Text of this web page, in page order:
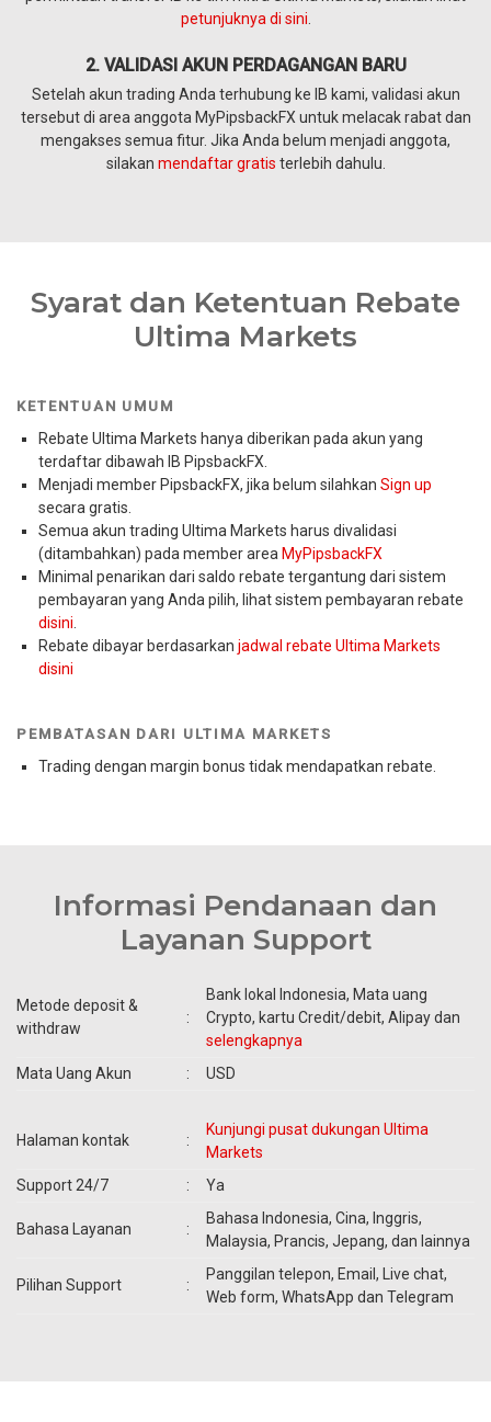
petunjuknya di sini
2. VALIDASI AKUN PERDAGANGAN BARU
Setelah akun trading Anda terhubung ke IB kami, validasi akun
tersebut di area anggota MyPipsbackFX untuk melacak rabat dan
mengakses semua fitur. Jika Anda belum menjadi anggota,
silakan mendaftar gratis terlebih dahulu.
Syarat dan Ketentuan Rebate
Ultima Markets
KETENTUAN UMUM
Rebate Ultima Markets hanya diberikan pada akun yang
terdaftar dibawah IB PipsbackFX.
Menjadi member PipsbackFX, jika belum silahkan Sign up
secara gratis.
Semua akun trading Ultima Markets harus divalidasi
(ditambahkan) pada member area MyPipsbackFX
Minimal penarikan dari saldo rebate tergantung dari sistem
pembayaran yang Anda pilih, lihat sistem pembayaran rebate
disini
Rebate dibayar berdasarkan jadwal rebate Ultima Markets
disini
PEMBATASAN DARI ULTIMA MARKETS
Trading dengan margin bonus tidak mendapatkan rebate.
Informasi Pendanaan dan
Layanan Support
Metode deposit &
withdraw
:
Bank lokal Indonesia, Mata uang
Crypto, kartu Credit/debit, Alipay dan
selengkapnya
Mata Uang Akun
: USD
Halaman kontak :
Kunjungi pusat dukungan Ultima
Markets
Support 24/7
: Ya
Bahasa Layanan :
Bahasa Indonesia, Cina, Inggris,
Malaysia, Prancis, Jepang, dan lainnya
Pilihan Support :
Panggilan telepon, Email, Live chat,
Web form, WhatsApp dan Telegram